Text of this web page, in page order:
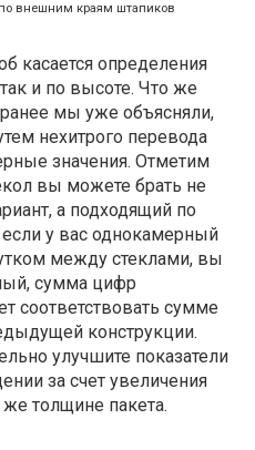
внешним краям штапиков
касается определения
и по высоте. Что же
мы уже объясняли,
нехитрого перевода
значения. Отметим
вы можете брать не
а подходящий по
у вас однокамерный
между стеклами, вы
сумма цифр
соответствовать сумме
конструкции.
улучшите показатели
за счет увеличения
толщине пакета.